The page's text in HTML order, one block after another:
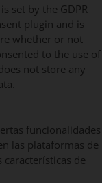
set by the GDPR
plugin and is
whether or not
to the use of
not store any
funcionalidades
las plataformas de
características de